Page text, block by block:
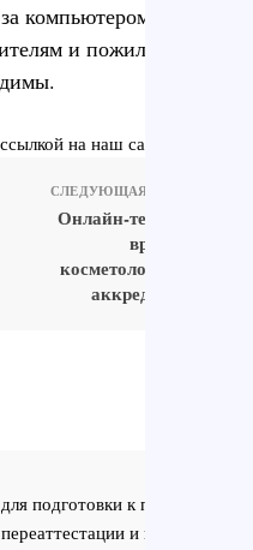
компьютером,
и пожилым
на наш сайт
СЛЕДУЮЩАЯ ЗАПИСЬ
Онлайн-тесты для
врачей по
косметологии для
аккредитации
подготовки к первичной
и повышения